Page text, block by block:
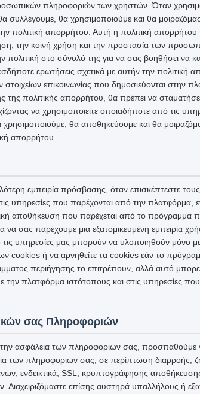
πληροφοριών των χρηστών. Όταν
συλλέγουμε, θα χρησιμοποιούμε και θα
πολιτική απορρήτου. Αυτή η πολιτική απορρήτου
την κοινή χρήση και την προστασία των
πολιτική στο σύνολό της για να σας βοηθήσει να
ερωτήσεις σχετικά με αυτήν την πολιτική
στοιχείων επικοινωνίας που δημοσιεύονται στην
της πολιτικής απορρήτου, θα πρέπει να
να χρησιμοποιείτε οποιαδήποτε από τις
θα αποθηκεύουμε και θα
απορρήτου.
εμπειρία πρόσβασης, όταν επισκέπτεστε
υπηρεσίες που παρέχονται από την πλατφόρμα,
αποθήκευση που παρέχεται από το πρόγραμμα
να σας παρέχουμε μια εξατομικευμένη εμπειρία
τις υπηρεσίες μας μπορούν να υλοποιηθούν μόνο
cookies ή να αρνηθείτε τα cookies εάν το
περιήγησης το επιτρέπουν, αλλά αυτό
πλατφόρμα ιστότοπους και στις υπηρεσίες
σας Πληροφοριών
ασφάλεια των πληροφοριών σας, προσπαθούμε
των πληροφοριών σας, σε περίπτωση διαρροής,
ενδεικτικά, SSL, κρυπτογράφησης
επίσης αυστηρά υπαλλήλους ή